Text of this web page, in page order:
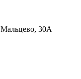
30А